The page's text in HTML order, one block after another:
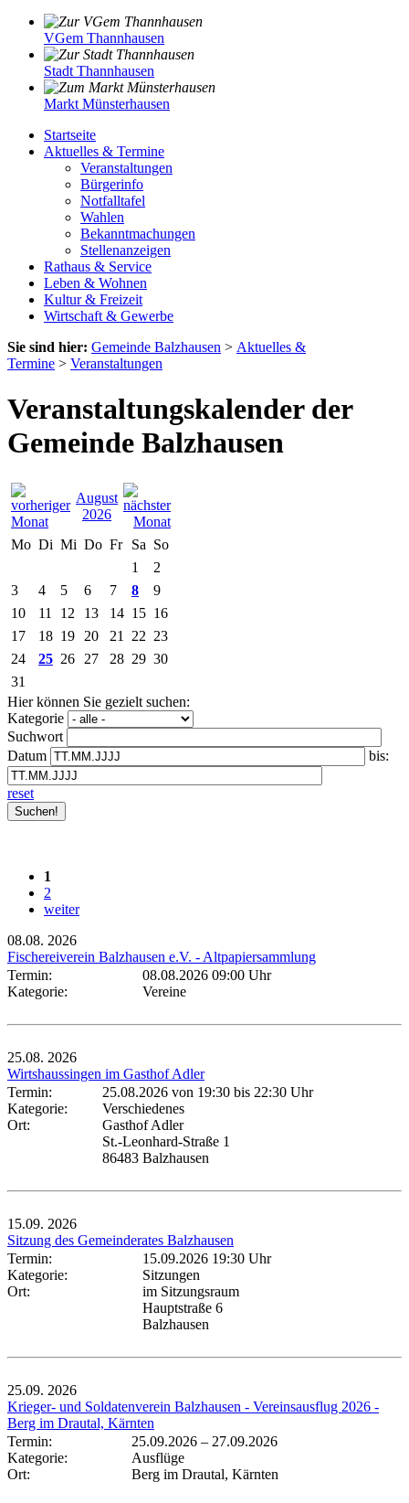
VGem Thannhausen
Stadt Thannhausen
Markt Münsterhausen
Startseite
Aktuelles & Termine
Veranstaltungen
Bürgerinfo
Notfalltafel
Wahlen
Bekanntmachungen
Stellenanzeigen
Rathaus & Service
Leben & Wohnen
Kultur & Freizeit
Wirtschaft & Gewerbe
Sie sind hier: Gemeinde Balzhausen > Aktuelles &
Termine > Veranstaltungen
Veranstaltungskalender der
Gemeinde Balzhausen
August
2026
Mo Di Mi Do Fr Sa So
1
2
3
4 5 6 7 8
9
10
11 12 13 14 15 16
17
18 19 20 21 22 23
24
25 26 27 28 29 30
31
Hier können Sie gezielt suchen:
Kategorie
Suchwort
Datum
bis:
reset
1
2
weiter
08.08. 2026
Fischereiverein Balzhausen e.V. - Altpapiersammlung
Termin:
08.08.2026 09:00 Uhr
Kategorie:
Vereine
25.08. 2026
Wirtshaussingen im Gasthof Adler
Termin:
25.08.2026 von 19:30 bis 22:30 Uhr
Kategorie:
Verschiedenes
Ort:
Gasthof Adler
St.-Leonhard-Straße 1
86483 Balzhausen
15.09. 2026
Sitzung des Gemeinderates Balzhausen
Termin:
15.09.2026 19:30 Uhr
Kategorie:
Sitzungen
Ort:
im Sitzungsraum
Hauptstraße 6
Balzhausen
25.09. 2026
Krieger- und Soldatenverein Balzhausen - Vereinsausflug 2026 -
Berg im Drautal, Kärnten
Termin:
25.09.2026 – 27.09.2026
Kategorie:
Ausflüge
Ort:
Berg im Drautal, Kärnten